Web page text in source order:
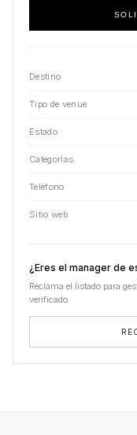
Destino
Tipo de venue
Estado
Categorías
Teléfono
Sitio web
¿Eres el manager de
Reclama el listado para
verificado.